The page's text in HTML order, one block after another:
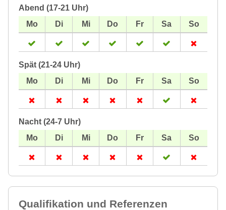
Abend (17-21 Uhr)
Spät (21-24 Uhr)
Nacht (24-7 Uhr)
Qualifikation und Referenzen